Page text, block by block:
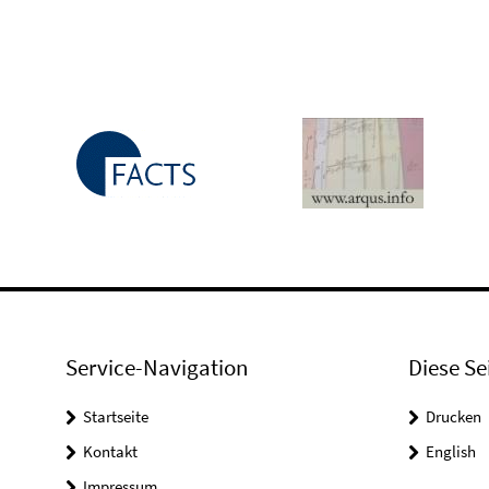
Service-Navigation
Startseite
Kontakt
Diese
Drucken
English